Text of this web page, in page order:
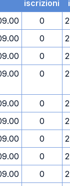
iscrizioni
0
0
0
0
0
0
0
0
0